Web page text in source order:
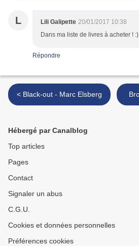
L Lili Galipette 20/01/2017 10:38
Dans ma liste de livres à acheter ! :)
Répondre
< Black-out - Marc Elsberg
Hébergé par Canalblog
Top articles
Pages
Contact
Signaler un abus
C.G.U.
Cookies et données personnelles
Préférences cookies